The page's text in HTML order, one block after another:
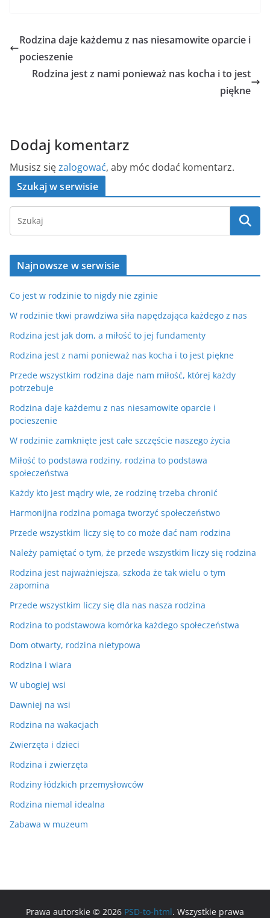
Rodzina daje każdemu z nas niesamowite oparcie i
pocieszenie
Rodzina jest z nami ponieważ nas kocha i to jest
piękne
Dodaj komentarz
Musisz sięzalogować, aby móc dodać komentarz.
Szukaj w serwisie
Najnowsze w serwisie
Co jest w rodzinie to nigdy nie zginie
W rodzinie tkwi prawdziwa siła napędzająca każdego z nas
Rodzina jest jak dom, a miłość to jej fundamenty
Rodzina jest z nami ponieważ nas kocha i to jest piękne
Przede wszystkim rodzina daje nam miłość, której każdy
potrzebuje
Rodzina daje każdemu z nas niesamowite oparcie i
pocieszenie
W rodzinie zamknięte jest całe szczęście naszego życia
Miłość to podstawa rodziny, rodzina to podstawa
społeczeństwa
Każdy kto jest mądry wie, ze rodzinę trzeba chronić
Harmonijna rodzina pomaga tworzyć społeczeństwo
Przede wszystkim liczy się to co może dać nam rodzina
Należy pamiętać o tym, że przede wszystkim liczy się rodzina
Rodzina jest najważniejsza, szkoda że tak wielu o tym
zapomina
Przede wszystkim liczy się dla nas nasza rodzina
Rodzina to podstawowa komórka każdego społeczeństwa
Dom otwarty, rodzina nietypowa
Rodzina i wiara
W ubogiej wsi
Dawniej na wsi
Rodzina na wakacjach
Zwierzęta i dzieci
Rodzina i zwierzęta
Rodziny łódzkich przemysłowców
Rodzina niemal idealna
Zabawa w muzeum
Prawa autorskie © 2026 PSD-to-html. Wszystkie prawa